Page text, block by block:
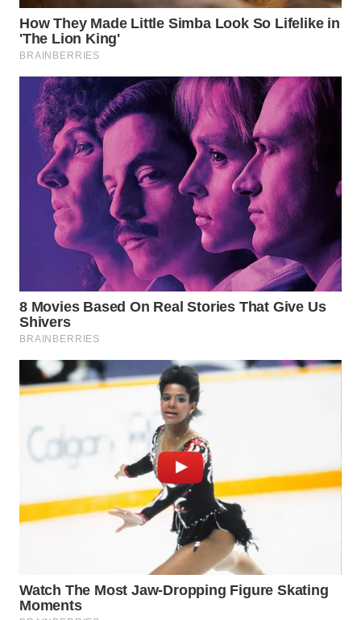
WN
BEKASI
BOGOR
WN
DEPOK
WN
TAPANULI
UTARA
WN
PADANG
LAWAS
WN
WN
WN
TANGERANG